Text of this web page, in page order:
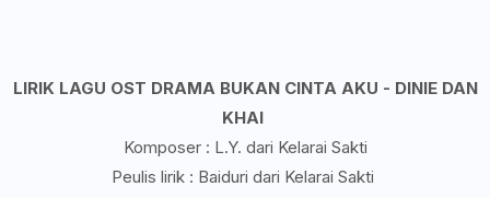
LIRIK LAGU OST DRAMA BUKAN CINTA AKU - DINIE DAN
KHAI
Komposer : L.Y. dari Kelarai Sakti
Peulis lirik : Baiduri dari Kelarai Sakti